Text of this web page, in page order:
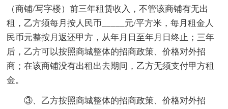
（商铺/写字楼）前三年租赁收入，不管该商铺有无出
租，乙方须每月按人民币_____元/平方米，每月租金人
民币元整按月返还甲方，从年月日至年月日终止；三年
后，乙方可以按照商城整体的招商政策、价格对外招
商；在该商铺没有出租出去期间，乙方无须支付甲方租
金。
③、乙方按照商城整体的招商政策、价格对外招